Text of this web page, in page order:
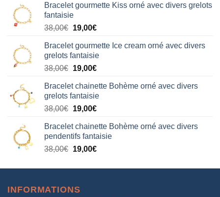
initial
était :
38,00€.
actuel
19,00€.
Bracelet gourmette Kiss orné avec divers grelots
fantaisie
38,00€ Le
initial
était :
38,00€.
19,00€Le
actuel
est :
19,00€.
Bracelet gourmette Ice cream orné avec divers
grelots fantaisie
38,00€ Le
initial
était :
38,00€.
19,00€Le
actuel
est :
19,00€.
Bracelet chainette Bohème orné avec divers
grelots fantaisie
38,00€ Le
initial
était :
38,00€.
19,00€Le
actuel
est :
19,00€.
Bracelet chainette Bohème orné avec divers
pendentifs fantaisie
38,00€ Le
initial
38,00€.
19,00€Le
actuel
INFORMATIONS